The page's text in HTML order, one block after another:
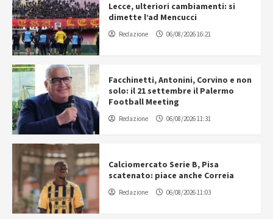
Lecce, ulteriori cambiamenti: si
dimette l’ad Mencucci
Redazione 06/08/2026 16:21
Facchinetti, Antonini, Corvino e non
solo: il 21 settembre il Palermo
Football Meeting
Redazione 06/08/2026 11:31
Calciomercato Serie B, Pisa
scatenato: piace anche Correia
Redazione 06/08/2026 11:03